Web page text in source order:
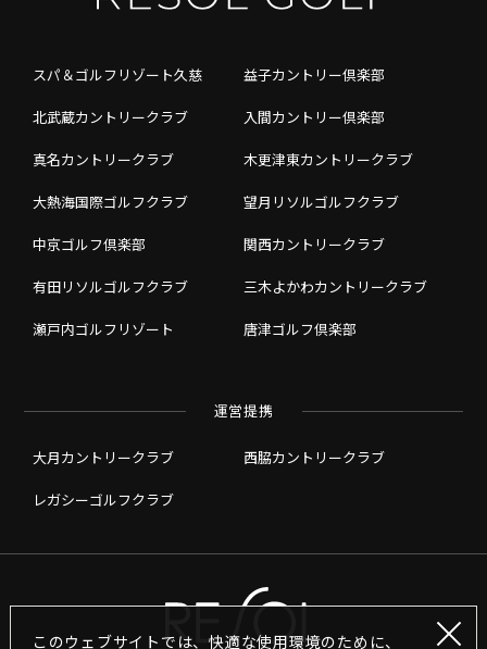
このウェブサイトでは、快適な使用環境のために、
スパ＆ゴルフリゾート久慈 益子カントリー倶楽部
北武蔵カントリークラブ 入間カントリー倶楽部
真名カントリークラブ 木更津東カントリークラブ
大熱海国際ゴルフクラブ 望月リソルゴルフクラブ
中京ゴルフ倶楽部 関西カントリークラブ
有田リソルゴルフクラブ 三木よかわカントリークラブ
瀬戸内ゴルフリゾート 唐津ゴルフ倶楽部
運営提携
大月カントリークラブ 西脇カントリークラブ
レガシーゴルフクラブ